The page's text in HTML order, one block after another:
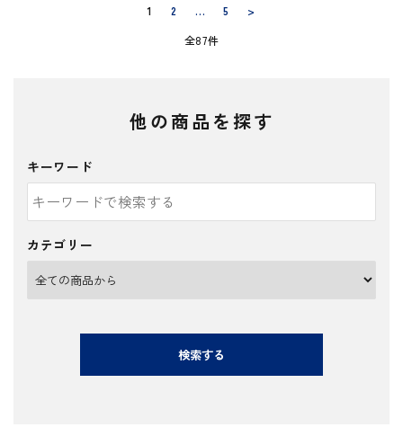
1 2 … 5
>
全87件
他の商品を探す
キーワード
カテゴリー
検索する